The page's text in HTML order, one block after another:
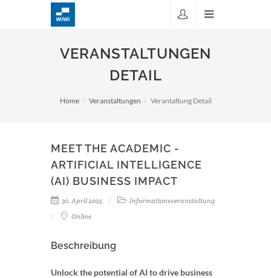
VERANSTALTUNGEN
DETAIL
Home Veranstaltungen Verantaltung Detail
MEET THE ACADEMIC -
ARTIFICIAL INTELLIGENCE
(AI) BUSINESS IMPACT
30. April 2025
Informationsveranstaltung
Online
Beschreibung
Unlock the potential of AI to drive business